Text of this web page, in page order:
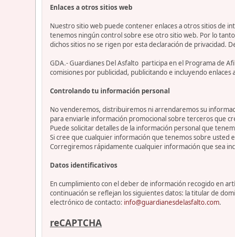
Enlaces a otros sitios web
Nuestro sitio web puede contener enlaces a otros sitios de
tenemos ningún control sobre ese otro sitio web. Por lo
dichos sitios no se rigen por esta declaración de privacidad.
GDA.- Guardianes Del Asfalto participa en el Programa de
comisiones por publicidad, publicitando e incluyendo enlaces
Controlando tu información personal
No venderemos, distribuiremos ni arrendaremos su
para enviarle información promocional sobre terceros que
Puede solicitar detalles de la información personal que
Si cree que cualquier información que tenemos sobre usted
Corregiremos rápidamente cualquier información que sea
Datos identificativos
En cumplimiento con el deber de información recogido en
continuación se reflejan los siguientes datos: la titular de
electrónico de contacto: info@guardianesdelasfalto.com.
reCAPTCHA